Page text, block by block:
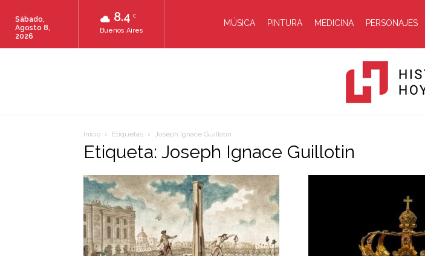
8.4 C
Buenos Aires
Sábado,
Agosto 8,
2026
MÚSICA PINTURA MEDICINA PERSONAJES
Hoy
Inicio Etiquetas Joseph Ignace Guillotin
Etiqueta: Joseph Ignace Guillotin